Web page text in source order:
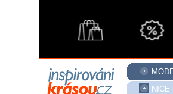
NICE